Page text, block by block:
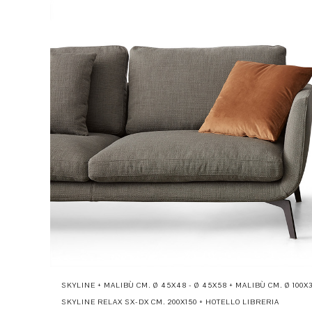
SKYLINE + MALIBÙ CM. Ø 45X48 - Ø 45X58 + MALIBÙ CM. Ø
SKYLINE RELAX SX-DX CM. 200X150 + HOTELLO LIBRERIA